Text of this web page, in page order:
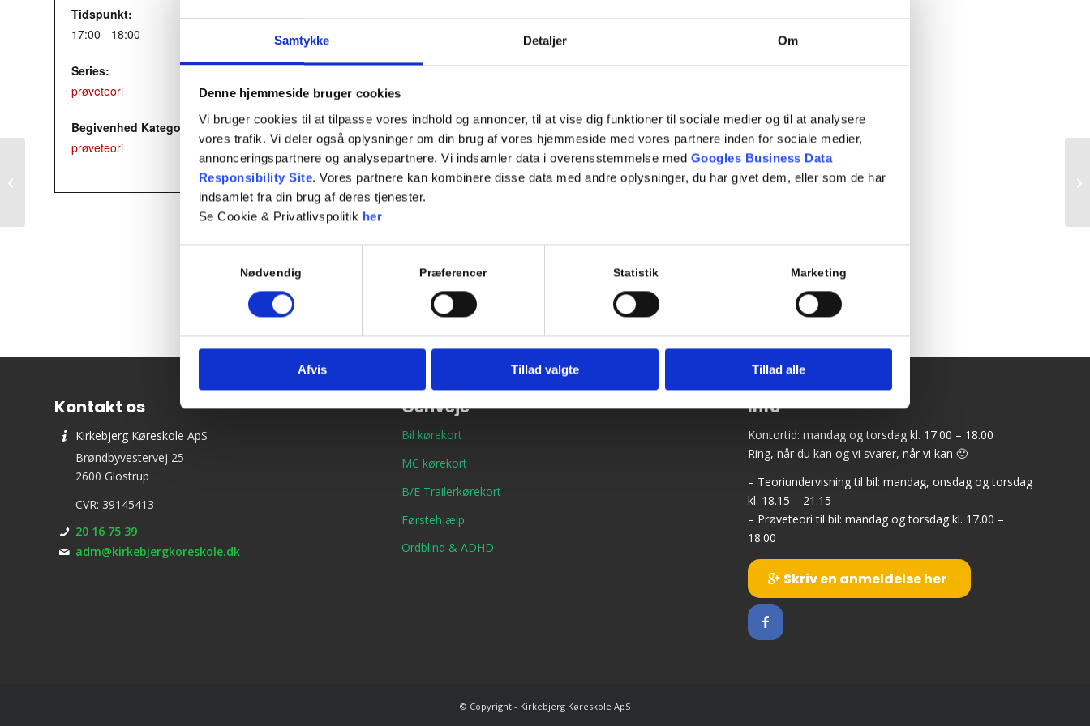
Samtykke Detaljer Om
Denne hjemmeside bruger cookies
Vi bruger cookies til at tilpasse vores indhold og annoncer, til at vise dig funktioner til sociale medier og til at analysere
vores trafik. Vi deler også oplysninger om din brug af vores hjemmeside med vores partnere inden for sociale medier,
annonceringspartnere og analysepartnere. Vi indsamler data i overensstemmelse med Googles Business Data
Responsibility Site. Vores partnere kan kombinere disse data med andre oplysninger, du har givet dem, eller som de har
indsamlet fra din brug af deres tjenester.
Se Cookie & Privatlivspolitik her
Nødvendig Præferencer Statistik Marketing
Afvis Tillad valgte Tillad alle
Vi laver 2 prøver, som en kørelærer gennemgår vedr. fejl og spørgsmål
Tidspunkt:
17:00 - 18:00
Series:
prøveteori
Begivenhed Kategori:
prøveteori
Kontakt os
Kirkebjerg Køreskole ApS
Brøndbyvestervej 25
2600 Glostrup
CVR: 39145413
20 16 75 39
adm@kirkebjergkoreskole.dk
Genveje
Bil kørekort
MC kørekort
B/E Trailerkørekort
Førstehjælp
Ordblind & ADHD
Info
Kontortid: mandag og torsdag kl. 17.00 – 18.00
Ring, når du kan og vi svarer, når vi kan 🙂
– Teoriundervisning til bil: mandag, onsdag og torsdag
kl. 18.15 – 21.15
– Prøveteori til bil: mandag og torsdag kl. 17.00 –
18.00
Skriv en anmeldelse her
© Copyright - Kirkebjerg Køreskole ApS